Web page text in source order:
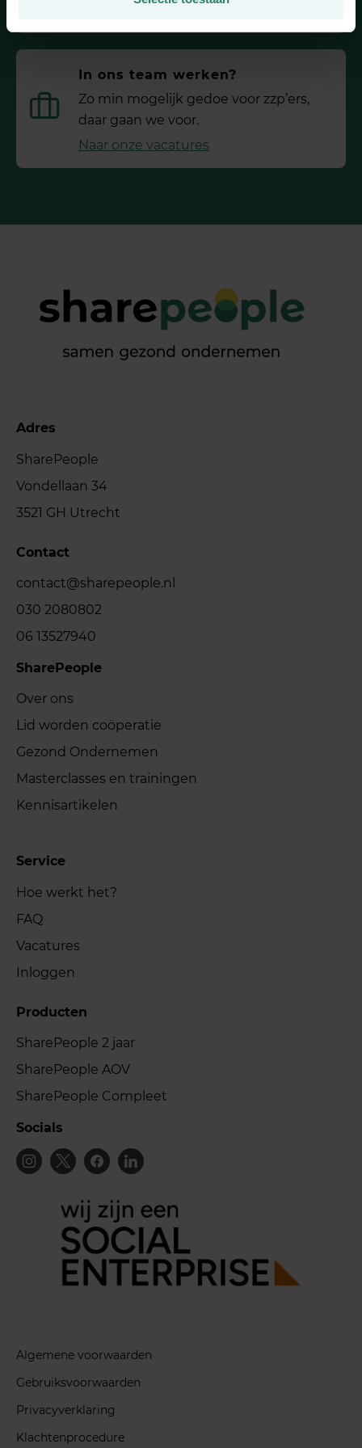
In ons team werken?
Zo min mogelijk gedoe voor ­zzp’ers,
daar gaan we voor.
Naar onze vacatures
Adres
SharePeople
Vondellaan 34
3521 GH Utrecht
Contact
contact@sharepeople.nl
030 2080802
06 13527940
SharePeople
Over ons
Lid worden coöperatie
Gezond Ondernemen
Masterclasses en trainingen
Kennisartikelen
Service
Hoe werkt het?
FAQ
Vacatures
Inloggen
Producten
SharePeople 2 jaar
SharePeople AOV
SharePeople Compleet
Socials
Algemene voorwaarden
Gebruiksvoorwaarden
Privacyverklaring
Klachtenprocedure